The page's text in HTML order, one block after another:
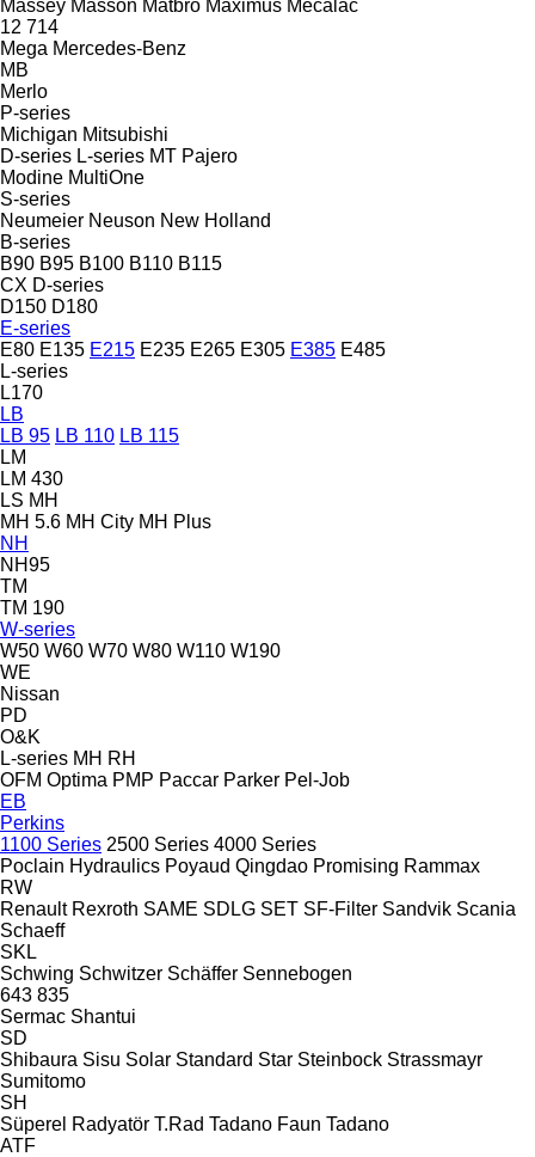
Massey Masson Matbro Maximus Mecalac
12 714
Mega Mercedes-Benz
MB
Merlo
P-series
Michigan Mitsubishi
D-series L-series MT Pajero
Modine MultiOne
S-series
Neumeier Neuson New Holland
B-series
B90 B95 B100 B110 B115
CX D-series
D150 D180
E-series
E80 E135 E215 E235 E265 E305 E385 E485
L-series
L170
LB
LB 95 LB 110 LB 115
LM
LM 430
LS MH
MH 5.6 MH City MH Plus
NH
NH95
TM
TM 190
W-series
W50 W60 W70 W80 W110 W190
WE
Nissan
PD
O&K
L-series MH RH
OFM Optima PMP Paccar Parker Pel-Job
EB
Perkins
1100 Series 2500 Series 4000 Series
Poclain Hydraulics Poyaud Qingdao Promising Rammax
RW
Renault Rexroth SAME SDLG SET SF-Filter Sandvik Scania
Schaeff
SKL
Schwing Schwitzer Schäffer Sennebogen
643 835
Sermac Shantui
SD
Shibaura Sisu Solar Standard Star Steinbock Strassmayr
Sumitomo
SH
Süperel Radyatör T.Rad Tadano Faun Tadano
ATF